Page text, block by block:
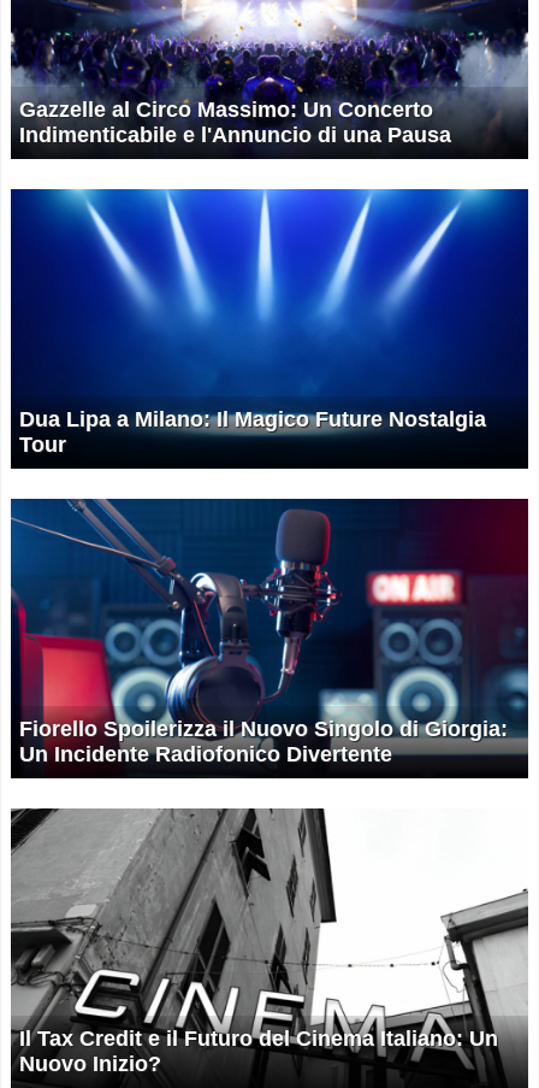
Gazzelle al Circo Massimo: Un Concerto
Indimenticabile e l'Annuncio di una Pausa
Dua Lipa a Milano: Il Magico Future Nostalgia
Tour
Fiorello Spoilerizza il Nuovo Singolo di Giorgia:
Un Incidente Radiofonico Divertente
Il Tax Credit e il Futuro del Cinema Italiano: Un
Nuovo Inizio?